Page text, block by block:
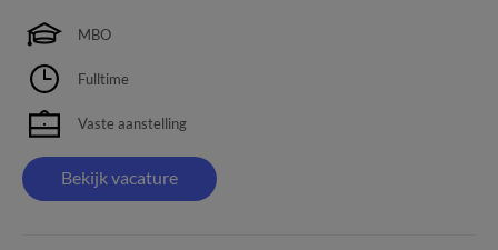
MBO
Fulltime
Vaste aanstelling
Bekijk vacature